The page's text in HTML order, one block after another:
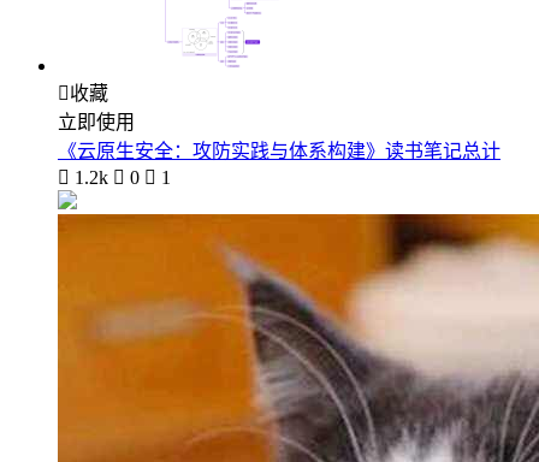
收藏
立即使用
《云原生安全：攻防实践与体系构建》读书笔记总计
 1.2k  0  1